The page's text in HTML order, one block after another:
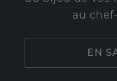
au
EN